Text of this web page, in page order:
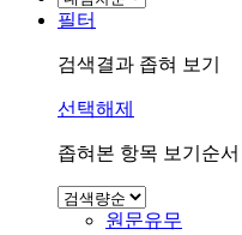
필터
검색결과 좁혀 보기
선택해제
좁혀본 항목 보기순서
원문유무